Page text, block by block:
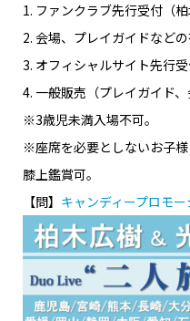
1. ファンクラブ先行受付（柏
2. 会場、プレイガイドなど
3. オフィシャルサイト先行受
4. 一般販売（プレイガイド、
※3歳児未満入場不可。
※座席を必要としないお子
膝上鑑賞可。
【問】 キャンディープロモ